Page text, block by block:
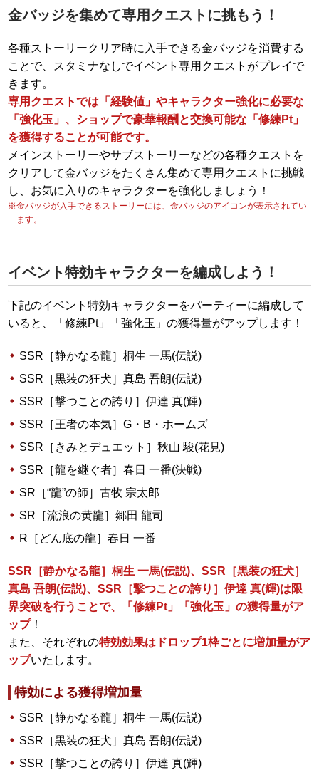
金バッジを集めて専用クエストに挑もう！
各種ストーリークリア時に入手できる金バッジを消費する
ことで、スタミナなしでイベント専用クエストがプレイで
きます。
専用クエストでは「経験値」やキャラクター強化に必要な
「強化玉」、ショップで豪華報酬と交換可能な「修練Pt」
を獲得することが可能です。
メインストーリーやサブストーリーなどの各種クエストを
クリアして金バッジをたくさん集めて専用クエストに挑戦
し、お気に入りのキャラクターを強化しましょう！
※金バッジが入手できるストーリーには、金バッジのアイコンが表示されてい
ます。
イベント特効キャラクターを編成しよう！
下記のイベント特効キャラクターをパーティーに編成して
いると、「修練Pt」「強化玉」の獲得量がアップします！
SSR［静かなる龍］桐生 一馬(伝説)
SSR［黒装の狂犬］真島 吾朗(伝説)
SSR［撃つことの誇り］伊達 真(輝)
SSR［王者の本気］G・B・ホームズ
SSR［きみとデュエット］秋山 駿(花見)
SSR［龍を継ぐ者］春日 一番(決戦)
SR［“龍”の師］古牧 宗太郎
SR［流浪の黄龍］郷田 龍司
R［どん底の龍］春日 一番
SSR［静かなる龍］桐生 一馬(伝説)、SSR［黒装の狂犬］
真島 吾朗(伝説)、SSR［撃つことの誇り］伊達 真(輝)は限
界突破を行うことで、「修練Pt」「強化玉」の獲得量がア
ップ！
また、それぞれの特効効果はドロップ1枠ごとに増加量がア
ップいたします。
特効による獲得増加量
SSR［静かなる龍］桐生 一馬(伝説)
SSR［黒装の狂犬］真島 吾朗(伝説)
SSR［撃つことの誇り］伊達 真(輝)